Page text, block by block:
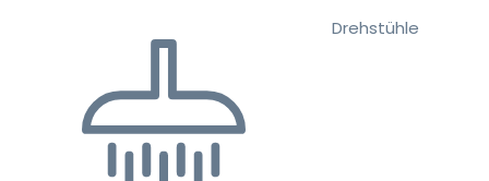
Drehstühle